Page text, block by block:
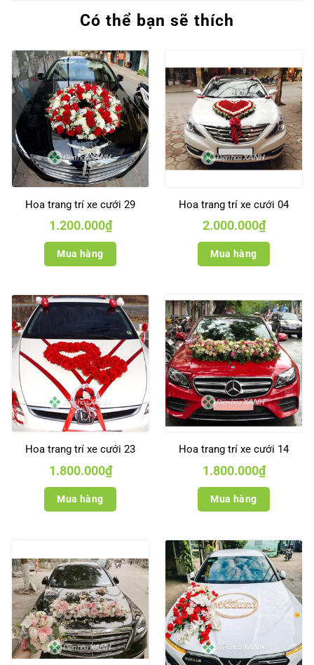
Có thể bạn sẽ thích
Hoa trang trí xe cưới 29
1.200.000₫
Mua hàng
Hoa trang trí xe cưới 04
2.000.000₫
Mua hàng
Hoa trang trí xe cưới 23
1.800.000₫
Mua hàng
Hoa trang trí xe cưới 14
1.800.000₫
Mua hàng